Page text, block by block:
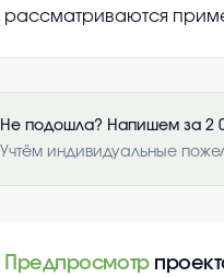
рассматриваются
Не подошла? Напишем за 2
Учтём индивидуальные
Предпросмотр